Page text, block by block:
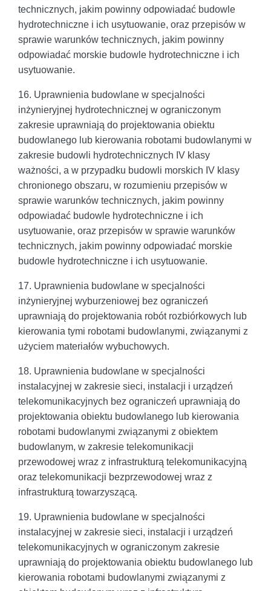
technicznych, jakim powinny odpowiadać budowle
hydrotechniczne i ich usytuowanie, oraz przepisów w
sprawie warunków technicznych, jakim powinny
odpowiadać morskie budowle hydrotechniczne i ich
usytuowanie.
16. Uprawnienia budowlane w specjalności
inżynieryjnej hydrotechnicznej w ograniczonym
zakresie uprawniają do projektowania obiektu
budowlanego lub kierowania robotami budowlanymi w
zakresie budowli hydrotechnicznych IV klasy
ważności, a w przypadku budowli morskich IV klasy
chronionego obszaru, w rozumieniu przepisów w
sprawie warunków technicznych, jakim powinny
odpowiadać budowle hydrotechniczne i ich
usytuowanie, oraz przepisów w sprawie warunków
technicznych, jakim powinny odpowiadać morskie
budowle hydrotechniczne i ich usytuowanie.
17. Uprawnienia budowlane w specjalności
inżynieryjnej wyburzeniowej bez ograniczeń
uprawniają do projektowania robót rozbiórkowych lub
kierowania tymi robotami budowlanymi, związanymi z
użyciem materiałów wybuchowych.
18. Uprawnienia budowlane w specjalności
instalacyjnej w zakresie sieci, instalacji i urządzeń
telekomunikacyjnych bez ograniczeń uprawniają do
projektowania obiektu budowlanego lub kierowania
robotami budowlanymi związanymi z obiektem
budowlanym, w zakresie telekomunikacji
przewodowej wraz z infrastrukturą telekomunikacyjną
oraz telekomunikacji bezprzewodowej wraz z
infrastrukturą towarzyszącą.
19. Uprawnienia budowlane w specjalności
instalacyjnej w zakresie sieci, instalacji i urządzeń
telekomunikacyjnych w ograniczonym zakresie
uprawniają do projektowania obiektu budowlanego lub
kierowania robotami budowlanymi związanymi z